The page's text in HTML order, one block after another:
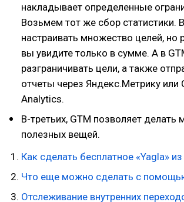
накладывает определенные
Возьмем тот же сбор статистики.
настраивать множество целей, но
вы увидите только в сумме. А в
разграничивать цели, а также
отчеты через Яндекс.Метрику или
Analytics.
В-третьих, GTM позволяет делать
полезных вещей.
Как сделать бесплатное «Yagla»
Что еще можно сделать с
Отслеживание внутренних